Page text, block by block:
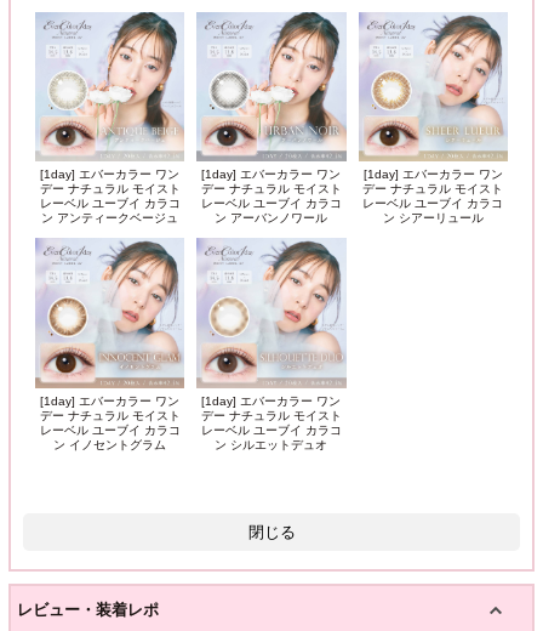
[1day] エバーカラー ワン
デー ナチュラル モイスト
レーベル ユーブイ カラコ
ン アンティークベージュ
[1day] エバーカラー ワン
デー ナチュラル モイスト
レーベル ユーブイ カラコ
ン アーバンノワール
[1day] エバーカラー ワン
デー ナチュラル モイスト
レーベル ユーブイ カラコ
ン シアーリュール
[1day] エバーカラー ワン
デー ナチュラル モイスト
レーベル ユーブイ カラコ
ン イノセントグラム
[1day] エバーカラー ワン
デー ナチュラル モイスト
レーベル ユーブイ カラコ
ン シルエットデュオ
閉じる
レビュー・装着レポ